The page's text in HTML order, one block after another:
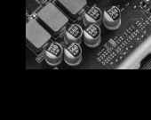
з
ПЕРЕВАГИ